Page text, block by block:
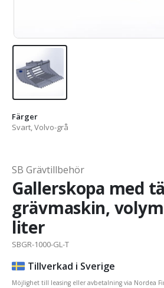
Färger
Svart, Volvo-grå
SB Grävtillbehör
Gallerskopa med
grävmaskin,
liter
SBGR-1000-GL-T
Tillverkad i Sverige
Möjlighet till leasing eller avbetalning via Nordea